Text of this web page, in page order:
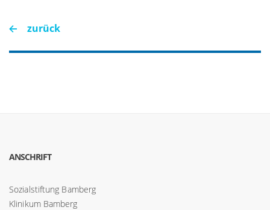
zurück
ANSCHRIFT
Sozialstiftung Bamberg
Klinikum Bamberg